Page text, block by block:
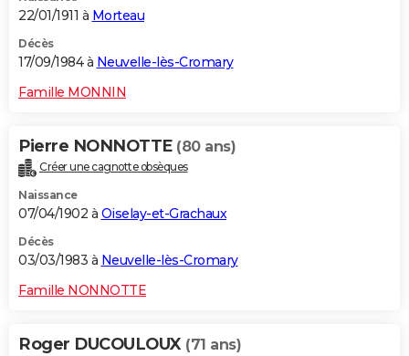
22/01/1911 à Morteau
Décès
17/09/1984 à Neuvelle-lès-Cromary
Famille MONNIN
Pierre NONNOTTE (80 ans)
Créer une cagnotte obsèques
Naissance
07/04/1902 à Oiselay-et-Grachaux
Décès
03/03/1983 à Neuvelle-lès-Cromary
Famille NONNOTTE
Roger DUCOULOUX (71 ans)